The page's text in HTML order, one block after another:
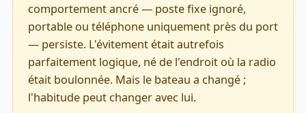
comportement ancré — poste fixe ignoré,
portable ou téléphone uniquement près du port
— persiste. L'évitement était autrefois
parfaitement logique, né de l'endroit où la radio
était boulonnée. Mais le bateau a changé ;
l'habitude peut changer avec lui.